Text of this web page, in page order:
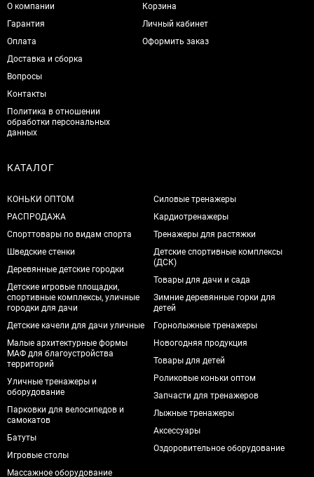
О компании
Гарантия
Оплата
Доставка и сборка
Вопросы
Контакты
Политика в отношении
обработки персональных
данных
Корзина
Личный кабинет
Оформить заказ
КАТАЛОГ
КОНЬКИ ОПТОМ
РАСПРОДАЖА
Спорттовары по видам спорта
Шведские стенки
Деревянные детские городки
Детские игровые площадки,
спортивные комплексы, уличные
городки для дачи
Детские качели для дачи уличные
Малые архитектурные формы
МАФ для благоустройства
территорий
Уличные тренажеры и
оборудование
Парковки для велосипедов и
самокатов
Батуты
Игровые столы
Массажное оборудование
Силовые тренажеры
Кардиотренажеры
Тренажеры для растяжки
Детские спортивные комплексы
(ДСК)
Товары для дачи и сада
Зимние деревянные горки для
детей
Горнолыжные тренажеры
Новогодняя продукция
Товары для детей
Роликовые коньки оптом
Запчасти для тренажеров
Лыжные тренажеры
Аксессуары
Оздоровительное оборудование